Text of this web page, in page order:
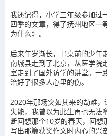
我还记得，小学三年级参加过
四季的文章，得了抚州地区一
为什么》。
后来年岁渐长，书桌前的少年
南城县走到了北京，从医学院
室走到了国外访学的讲堂。一
治好了很多人心里的伤。
2020年那场突如其来的劫难
失能，我曾以为此生再也无法
断回想那个10岁的春天，回
写出那篇获奖作文时内心的兴